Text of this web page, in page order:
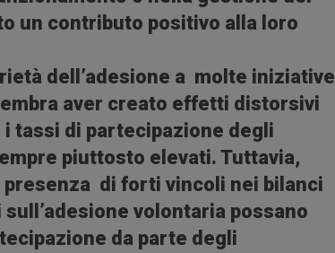
un contributo positivo alla loro
dell’adesione a molte iniziative
aver creato effetti distorsivi
tassi di partecipazione degli
piuttosto elevati. Tuttavia,
presenza di forti vincoli nei bilanci
volontaria possano
da parte degli